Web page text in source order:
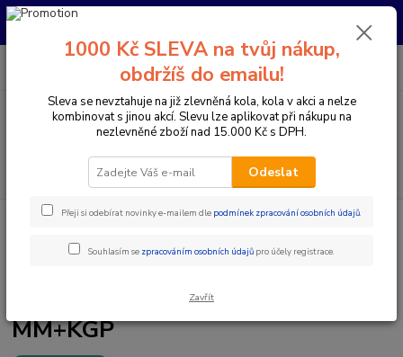
Pro nachystání kola / doplňků na prodejně si prosím zavolejte dopředu.
Menu
CZK
PO-PÁ 10:00-17:00 | SO: 9:00-12:00
Komponenty na kolo Sedlovky Teleskopické sedlovky
KS
150/470 SEDLOVKA 31,6
MM+KGP
1000 Kč SLEVA na tvůj nákup,
obdržíš do emailu!
Sleva se nevztahuje na již zlevněná kola, kola v akci a nelze
kombinovat s jinou akcí. Slevu lze aplikovat při nákupu na
nezlevněné zboží nad 15.000 Kč s DPH.
Odeslat
Přeji si odebírat novinky e-mailem dle podmínek zpracování osobních údajů.
Souhlasím se zpracováním osobních údajů pro účely registrace.
Zavřít